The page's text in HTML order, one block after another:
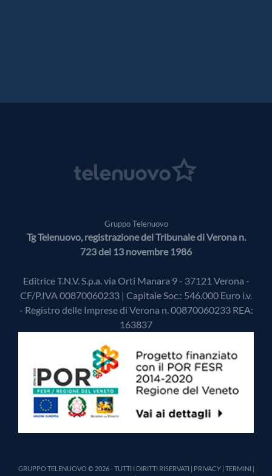
Gruppo Telenuovo
Tg Telenuovo, registrazione del Tribunale di Verona n.
723 del 13 novembre 1986
Editrice T.N.V. S.p.a. via Orti Manara 9 - 37121 Verona -
CF/P.IVA 00870060233 | Capitale Soc.: 546.000 Euro i.v.
- Registro delle Imprese di Verona n. 00870060233 REA:
163837
GRUPPO TELENUOVO © 2026 - TUTTI I DIRITTI RISERVATI | PRIVACY| TERMINI|